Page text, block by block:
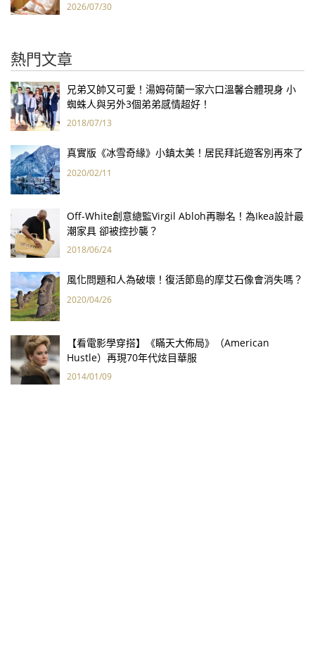
2026/07/30
熱門文章
兄弟又帥又可愛！湯姆荷蘭一家六口溫馨合體現身 小
蜘蛛人與另外3個弟弟感情超好！
2018/07/13
真實版《冰雪奇緣》小鎮太美！居民拜託遊客別再來了
2020/02/11
Off-White創意總監Virgil Abloh再聯名！為Ikea設計最
潮家具 卻被控抄襲？
2018/06/24
風化問題和人為破壞！復活節島的摩艾石像會消失嗎？
2020/04/26
【看電影學穿搭】《瞞天大佈局》（American
Hustle）再現70年代炫目華服
2014/01/09